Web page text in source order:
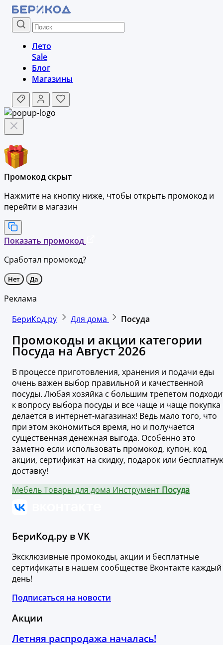
Лето
Sale
Блог
Магазины
Промокод скрыт
Нажмите на кнопку ниже, чтобы открыть промокод и
перейти в магазин
Показать промокод
Сработал промокод?
Нет Да
Реклама
БериКод.ру
Для дома Посуда
Промокоды и акции категории
Посуда на Август 2026
В процессе приготовления, хранения и подачи еды
очень важен выбор правильной и качественной
посуды. Любая хозяйка с большим трепетом
к вопросу выбора посуды и все чаще и чаще покупка
делается в интернет-магазинах! Ведь мало того, что
при этом экономиться время, но и получается
существенная денежная выгода. Особенно это
заметно если использовать промокод, купон, код
акции, сертификат на скидку, подарок или
доставку!
МебельТовары для дома Инструмент Посуда
БериКод.ру в VK
Эксклюзивные промокоды, акции и бесплатные
сертификаты в нашем сообществе Вконтакте каждый
день!
Подписаться на новости
Акции
Летняя распродажа началась!